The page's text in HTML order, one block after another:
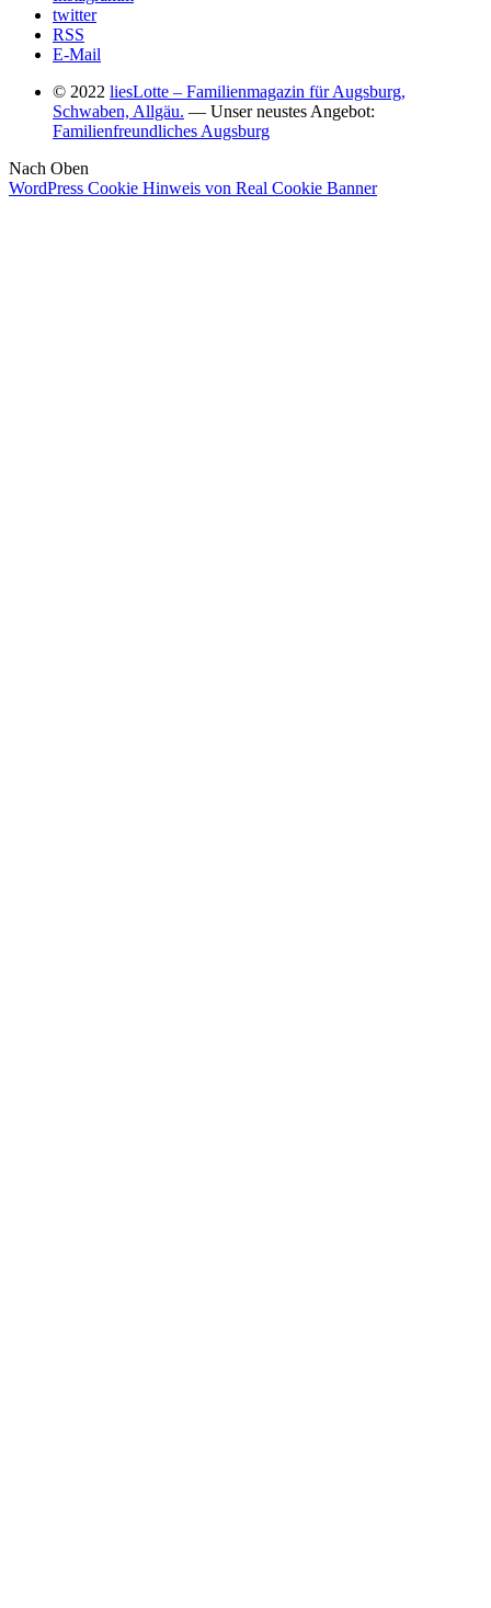
twitter
RSS
E-Mail
© 2022 liesLotte – Familienmagazin für Augsburg,
Schwaben, Allgäu. — Unser neustes Angebot:
Familienfreundliches Augsburg
Nach Oben
WordPress Cookie Hinweis von Real Cookie Banner